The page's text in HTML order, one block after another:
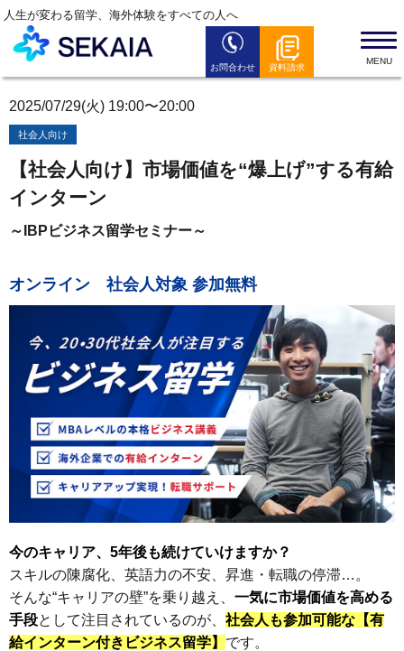
人生が変わる留学、海外体験をすべての人へ
お問合わせ 資料請求
留学プログラム
留学お役立ち情報
セミナー情報
全国のSEKAIAオフィス
2025/07/29(火) 19:00〜20:00
社会人向け
【社会人向け】 市場価値を“爆上げ”する有給
インターン
～IBPビジネス留学セミナー～
オンライン 社会人対象 参加無料
今のキャリア、5年後も続けていけますか？
スキルの陳腐化、英語力の不安、昇進・転職の停滞…。
そんな“キャリアの壁”を乗り越え、 一気に市場価値を高める
手段として注目されているのが、 社会人も参加可能な【有
給インターン付きビジネス留学】 です。